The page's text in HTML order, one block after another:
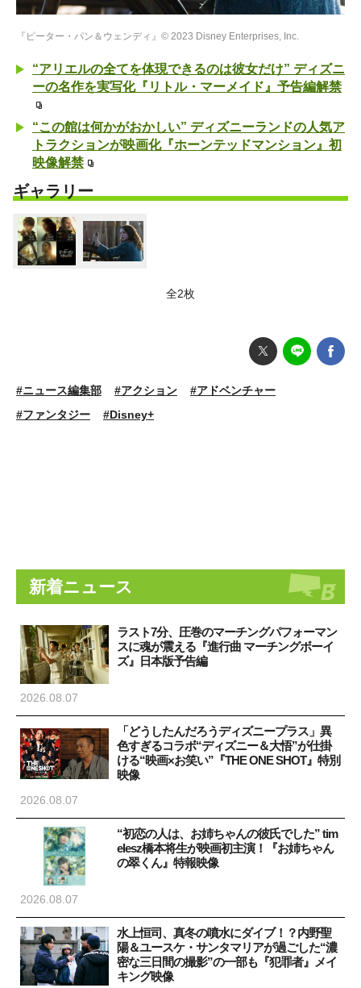
『ピーター・パン＆ウェンディ』© 2023 Disney Enterprises, Inc.
“アリエルの全てを体現できるのは彼女だけ” ディズニ
ーの名作を実写化『リトル・マーメイド』予告編解禁
“この館は何かがおかしい” ディズニーランドの人気ア
トラクションが映画化『ホーンテッドマンション』初
映像解禁
ギャラリー
全2枚
#ニュース編集部 #アクション
#アドベンチャー
#ファンタジー
#Disney+
新着ニュース
ラスト7分、圧巻のマーチングパフォーマン
スに魂が震える『進行曲 マーチングボーイ
ズ』日本版予告編
2026.08.07
「どうしたんだろうディズニープラス」異
色すぎるコラボ“ディズニー＆大悟”が仕掛
ける“映画×お笑い”『THE ONE SHOT』特別
映像
2026.08.07
“初恋の人は、お姉ちゃんの彼氏でした” tim
elesz橋本将生が映画初主演！『お姉ちゃん
の翠くん』特報映像
2026.08.07
水上恒司、真冬の噴水にダイブ！？内野聖
陽＆ユースケ・サンタマリアが過ごした“濃
密な三日間の撮影”の一部も『犯罪者』メイ
キング映像